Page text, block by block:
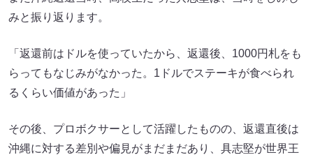
みと振り返ります。
「返還前はドルを使っていたから、返還後、1000円札をも
らってもなじみがなかった。1ドルでステーキが食べられ
るくらい価値があった」
その後、プロボクサーとして活躍したものの、返還直後は
沖縄に対する差別や偏見がまだまだあり、具志堅が世界王